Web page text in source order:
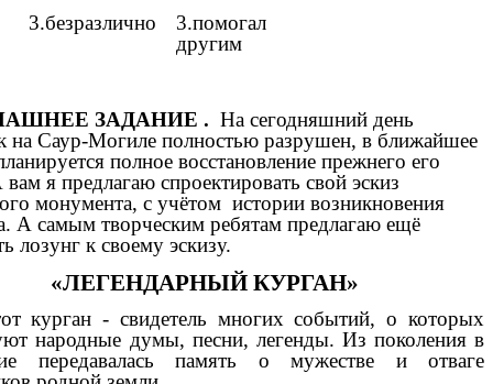
3.безразлично
3.помогал
другим
ЗАДАНИЕ . На сегодняшний день
на Саур-Могиле полностью разрушен, в ближайшее
полное восстановление прежнего его
я предлагаю спроектировать свой эскиз
монумента, с учётом истории возникновения
А самым творческим ребятам предлагаю ещё
лозунг к своему эскизу.
«ЛЕГЕНДАРНЫЙ КУРГАН»
курган - свидетель многих событий, о которых
народные думы, песни, легенды. Из поколения в
передавалась память о мужестве и отваге